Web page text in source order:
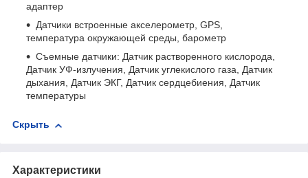
адаптер
Датчики встроенные акселерометр, GPS,
температура окружающей среды, барометр
Съемные датчики: Датчик растворенного кислорода,
Датчик УФ-излучения, Датчик углекислого газа, Датчик
дыхания, Датчик ЭКГ, Датчик сердцебиения, Датчик
температуры
Скрыть
Характеристики